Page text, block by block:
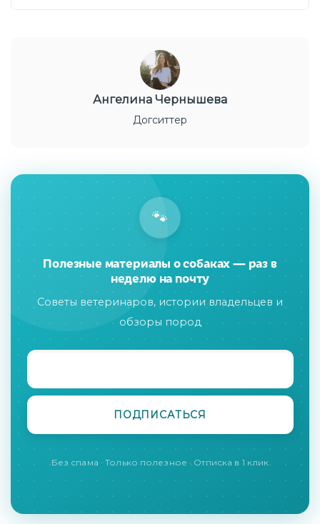
Ангелина Чернышева
Догситтер
🐾
Полезные материалы о собаках — раз в
неделю на почту
Советы ветеринаров, истории владельцев и
обзоры пород
Без спама · Только полезное · Отписка в 1 клик